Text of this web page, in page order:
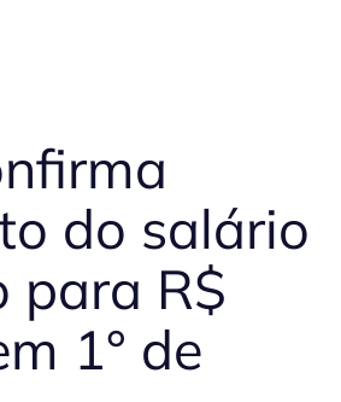
do salário
para R$
1° de